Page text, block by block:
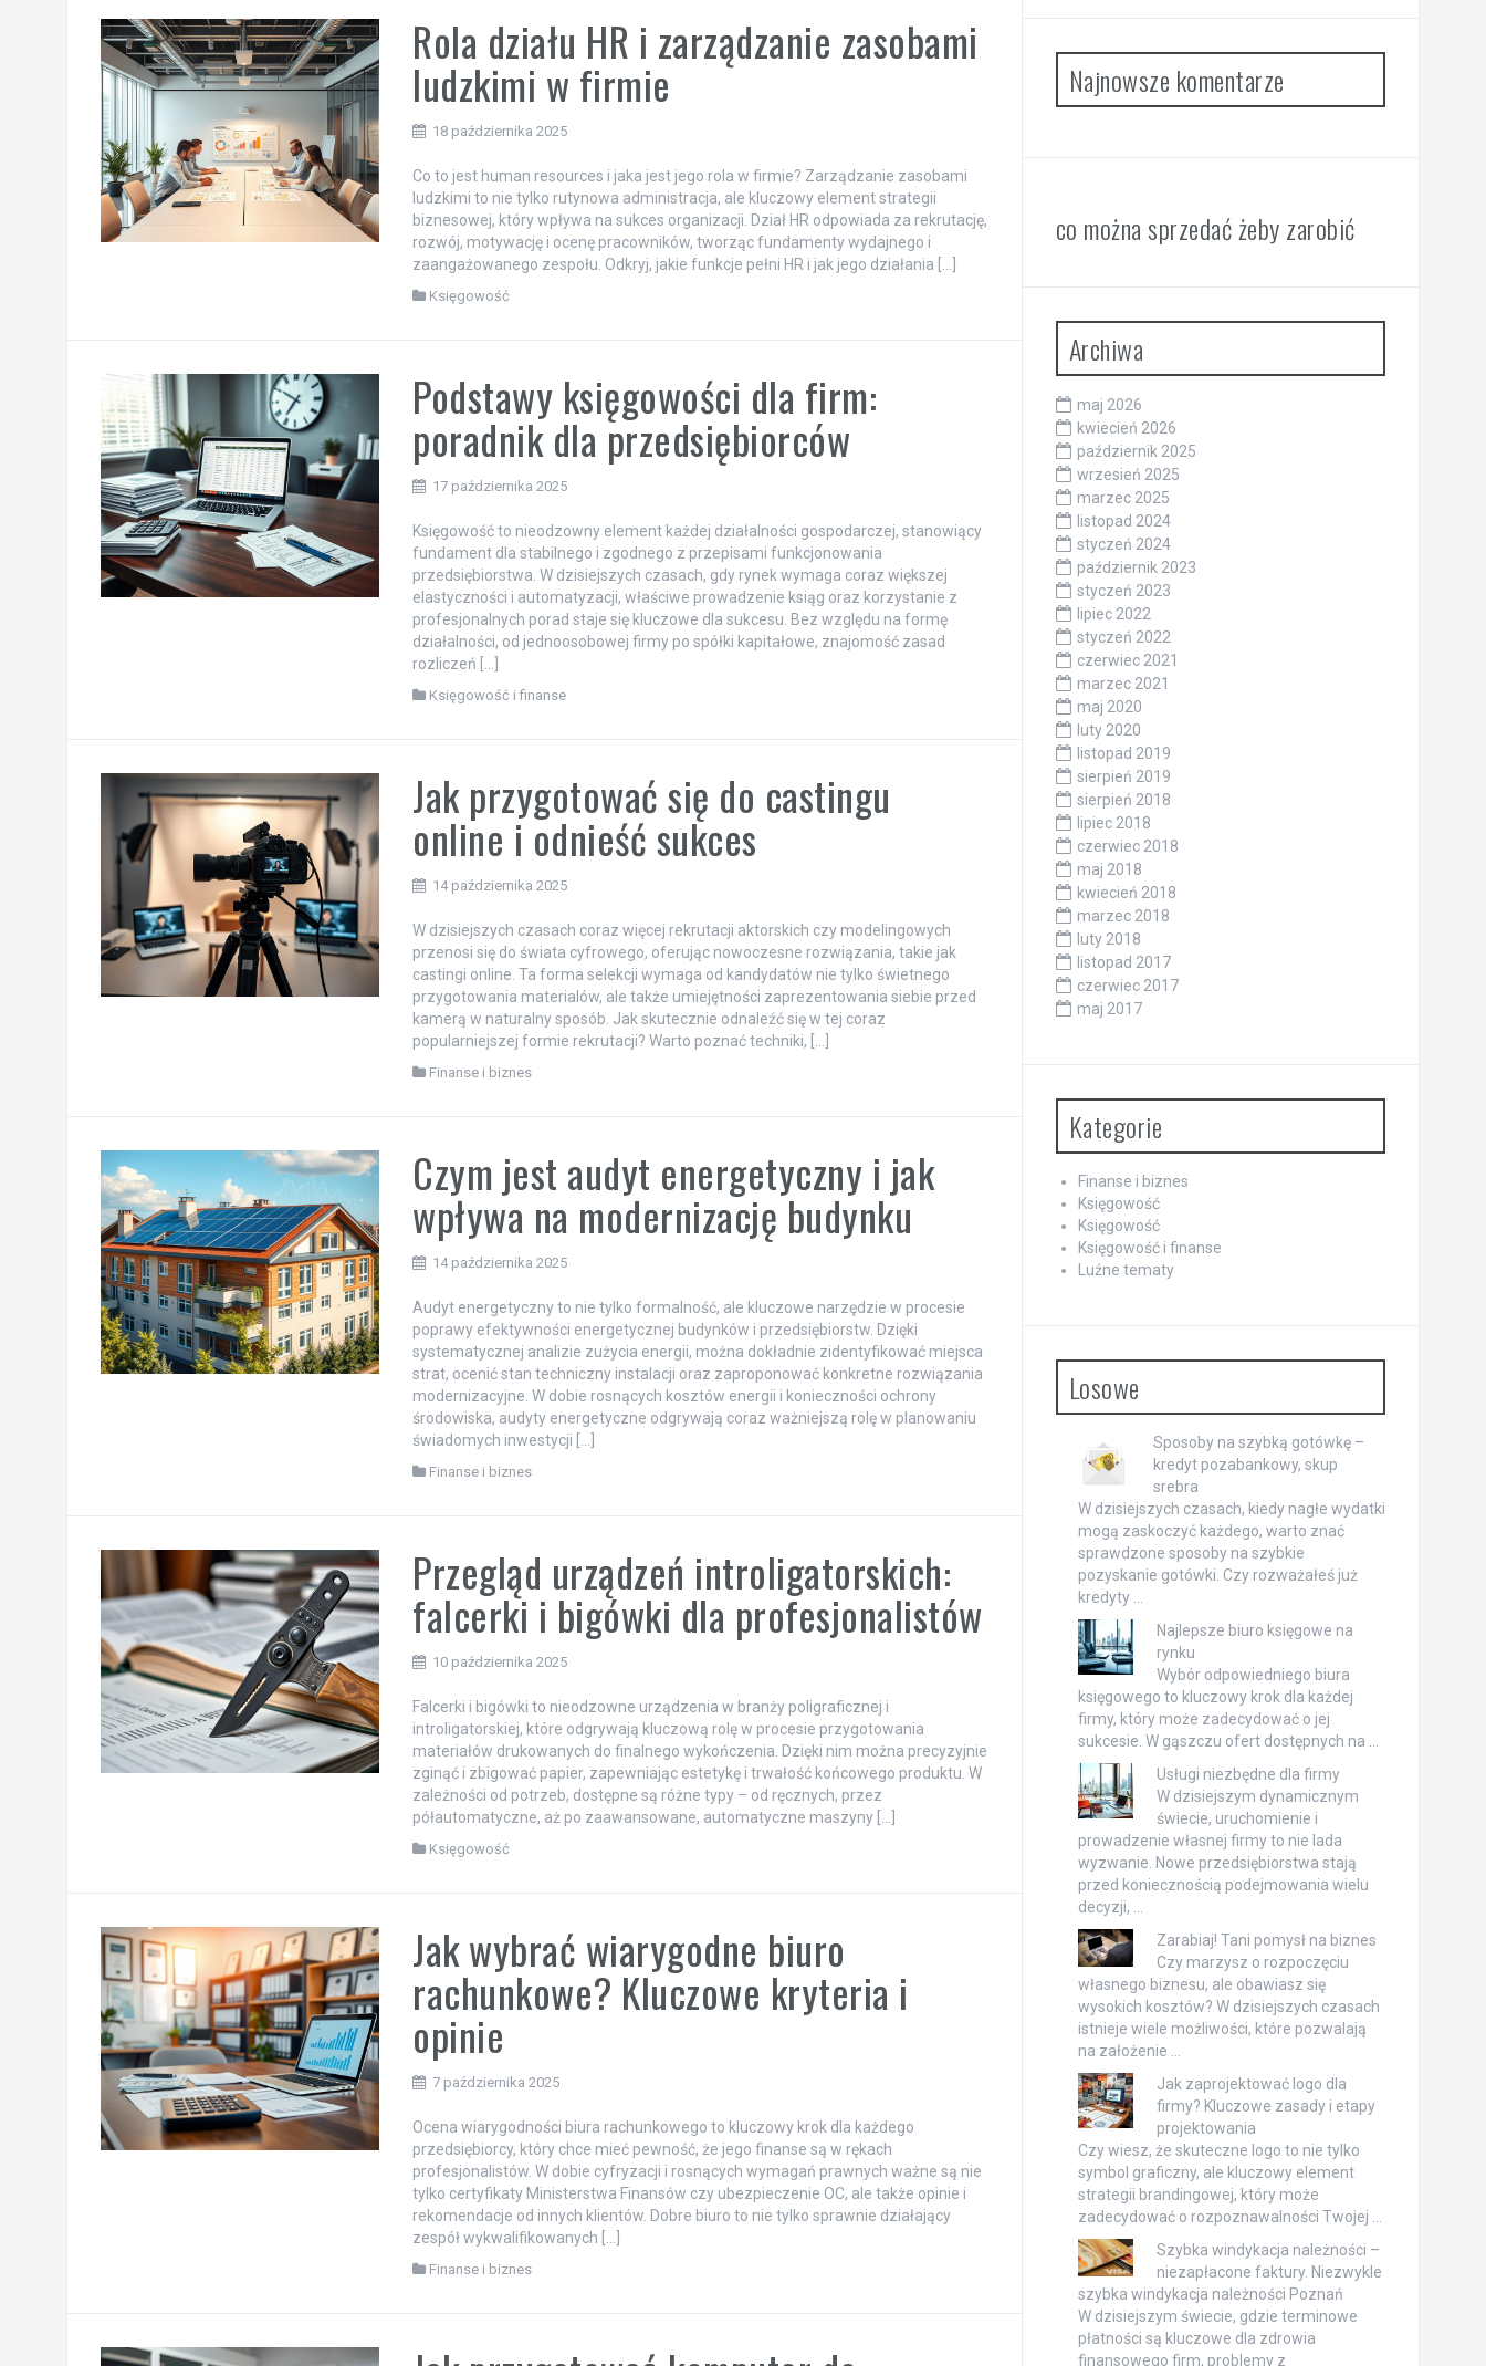
Rola działu HR i zarządzanie zasobami
ludzkimi w firmie
18 października 2025
Co to jest human resources i jaka jest jego rola w firmie? Zarządzanie zasobami
ludzkimi to nie tylko rutynowa administracja, ale kluczowy element strategii
biznesowej, który wpływa na sukces organizacji. Dział HR odpowiada za rekrutację,
rozwój, motywację i ocenę pracowników, tworząc fundamenty wydajnego i
zaangażowanego zespołu. Odkryj, jakie funkcje pełni HR i jak jego działania […]
Księgowość
Podstawy księgowości dla firm:
poradnik dla przedsiębiorców
17 października 2025
Księgowość to nieodzowny element każdej działalności gospodarczej, stanowiący
fundament dla stabilnego i zgodnego z przepisami funkcjonowania
przedsiębiorstwa. W dzisiejszych czasach, gdy rynek wymaga coraz większej
elastyczności i automatyzacji, właściwe prowadzenie ksiąg oraz korzystanie z
profesjonalnych porad staje się kluczowe dla sukcesu. Bez względu na formę
działalności, od jednoosobowej firmy po spółki kapitałowe, znajomość zasad
rozliczeń […]
Księgowość i finanse
Jak przygotować się do castingu
online i odnieść sukces
14 października 2025
W dzisiejszych czasach coraz więcej rekrutacji aktorskich czy modelingowych
przenosi się do świata cyfrowego, oferując nowoczesne rozwiązania, takie jak
castingi online. Ta forma selekcji wymaga od kandydatów nie tylko świetnego
przygotowania materialów, ale także umiejętności zaprezentowania siebie przed
kamerą w naturalny sposób. Jak skutecznie odnaleźć się w tej coraz
popularniejszej formie rekrutacji? Warto poznać techniki, […]
Finanse i biznes
Czym jest audyt energetyczny i jak
wpływa na modernizację budynku
14 października 2025
Audyt energetyczny to nie tylko formalność, ale kluczowe narzędzie w procesie
poprawy efektywności energetycznej budynków i przedsiębiorstw. Dzięki
systematycznej analizie zużycia energii, można dokładnie zidentyfikować miejsca
strat, ocenić stan techniczny instalacji oraz zaproponować konkretne rozwiązania
modernizacyjne. W dobie rosnących kosztów energii i konieczności ochrony
środowiska, audyty energetyczne odgrywają coraz ważniejszą rolę w planowaniu
świadomych inwestycji […]
Finanse i biznes
Przegląd urządzeń introligatorskich:
falcerki i bigówki dla profesjonalistów
10 października 2025
Falcerki i bigówki to nieodzowne urządzenia w branży poligraficznej i
introligatorskiej, które odgrywają kluczową rolę w procesie przygotowania
materiałów drukowanych do finalnego wykończenia. Dzięki nim można precyzyjnie
zginąć i zbigować papier, zapewniając estetykę i trwałość końcowego produktu. W
zależności od potrzeb, dostępne są różne typy – od ręcznych, przez
półautomatyczne, aż po zaawansowane, automatyczne maszyny […]
Księgowość
Jak wybrać wiarygodne biuro
rachunkowe? Kluczowe kryteria i
opinie
7 października 2025
Ocena wiarygodności biura rachunkowego to kluczowy krok dla każdego
przedsiębiorcy, który chce mieć pewność, że jego finanse są w rękach
profesjonalistów. W dobie cyfryzacji i rosnących wymagań prawnych ważne są nie
tylko certyfikaty Ministerstwa Finansów czy ubezpieczenie OC, ale także opinie i
rekomendacje od innych klientów. Dobre biuro to nie tylko sprawnie działający
zespół wykwalifikowanych […]
Finanse i biznes
Najnowsze komentarze
co można sprzedać żeby zarobić
Archiwa
maj 2026
kwiecień 2026
październik 2025
wrzesień 2025
marzec 2025
listopad 2024
styczeń 2024
październik 2023
styczeń 2023
lipiec 2022
styczeń 2022
czerwiec 2021
marzec 2021
maj 2020
luty 2020
listopad 2019
sierpień 2019
sierpień 2018
lipiec 2018
czerwiec 2018
maj 2018
kwiecień 2018
marzec 2018
luty 2018
listopad 2017
czerwiec 2017
maj 2017
Kategorie
Finanse i biznes
Księgowość
Księgowość
Księgowość i finanse
Luźne tematy
Losowe
Sposoby na szybką gotówkę –
kredyt pozabankowy, skup
srebra
W dzisiejszych czasach, kiedy nagłe wydatki
mogą zaskoczyć każdego, warto znać
sprawdzone sposoby na szybkie
pozyskanie gotówki. Czy rozważałeś już
kredyty …
Najlepsze biuro księgowe na
rynku
Wybór odpowiedniego biura
księgowego to kluczowy krok dla każdej
firmy, który może zadecydować o jej
sukcesie. W gąszczu ofert dostępnych na …
Usługi niezbędne dla firmy
W dzisiejszym dynamicznym
świecie, uruchomienie i
prowadzenie własnej firmy to nie lada
wyzwanie. Nowe przedsiębiorstwa stają
przed koniecznością podejmowania wielu
decyzji, …
Zarabiaj! Tani pomysł na biznes
Czy marzysz o rozpoczęciu
własnego biznesu, ale obawiasz się
wysokich kosztów? W dzisiejszych czasach
istnieje wiele możliwości, które pozwalają
na założenie …
Jak zaprojektować logo dla
firmy? Kluczowe zasady i etapy
projektowania
Czy wiesz, że skuteczne logo to nie tylko
symbol graficzny, ale kluczowy element
strategii brandingowej, który może
zadecydować o rozpoznawalności Twojej …
Szybka windykacja należności –
niezapłacone faktury. Niezwykle
szybka windykacja należności Poznań
W dzisiejszym świecie, gdzie terminowe
płatności są kluczowe dla zdrowia
finansowego firm, problemy z